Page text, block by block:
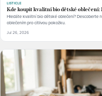
LISTICLE
Kde koupit kvalitní bio dětské oblečení:
Hledáte kvalitní bio dětské oblečení? Descoberte
oblečením pro citlivou pokožku.
Jul 26, 2026